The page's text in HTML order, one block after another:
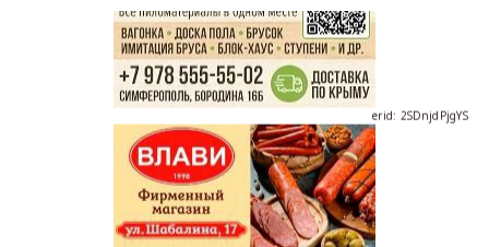
erid: 2SDnjdPjgYS
erid: 2SDnjdvhGXG